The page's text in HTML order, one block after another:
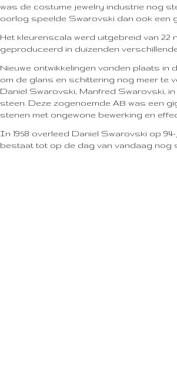
was de costume jewelry industrie nog
oorlog speelde Swarovski dan ook een
Het kleurenscala werd uitgebreid van 22
geproduceerd in duizenden
Nieuwe ontwikkelingen vonden plaats in
om de glans en schittering nog meer te
Daniel Swarovski, Manfred Swarovski,
steen. Deze zogenoemde AB was een
stenen met ongewone bewerking en
In 1958 overleed Daniel Swarovski op
bestaat tot op de dag van vandaag nog